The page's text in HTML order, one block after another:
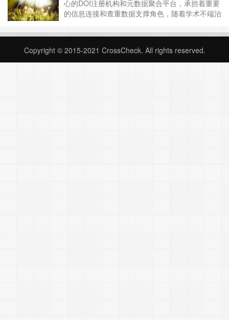
心的DOI注册机构和元数据聚合平台，承担着重要
的信息连接和查重数据支撑角色，随着学术不端治
iThenticate）依赖Crossref提供的数据库资源进行
稿前查重越来越成为主流，同学们可能想多点了解
Crossre……继续阅读 »
Copyright © 2015-2021 CrossCheck. All rights reserved.